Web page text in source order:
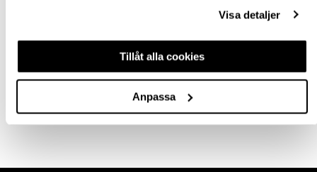
Visa detaljer
Tillåt alla cookies
Anpassa
FRÅGA OM PRODUKT